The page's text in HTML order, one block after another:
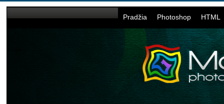
Pradžia Photoshop HTML